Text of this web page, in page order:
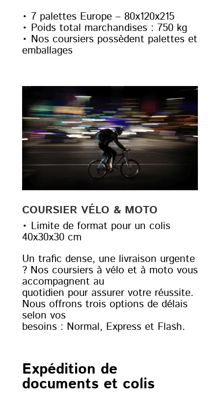
• 7 palettes Europe – 80x120x215
• Poids total marchandises : 750 kg
• Nos coursiers possèdent palettes et
emballages
COURSIER VÉLO & MOTO
• Limite de format pour un colis
40x30x30 cm
Un trafic dense, une livraison urgente
? Nos coursiers à vélo et à moto vous
accompagnent au
quotidien pour assurer votre réussite.
Nous offrons trois options de délais
selon vos
besoins : Normal, Express et Flash.
Expédition de
documents et colis